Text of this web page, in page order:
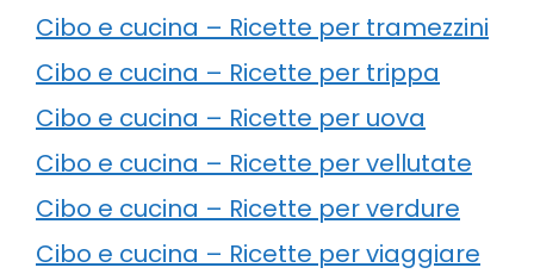
Cibo e cucina – Ricette per tramezzini
Cibo e cucina – Ricette per trippa
Cibo e cucina – Ricette per uova
Cibo e cucina – Ricette per vellutate
Cibo e cucina – Ricette per verdure
Cibo e cucina – Ricette per viaggiare